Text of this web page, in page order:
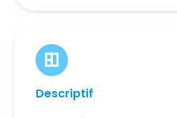
Descriptif